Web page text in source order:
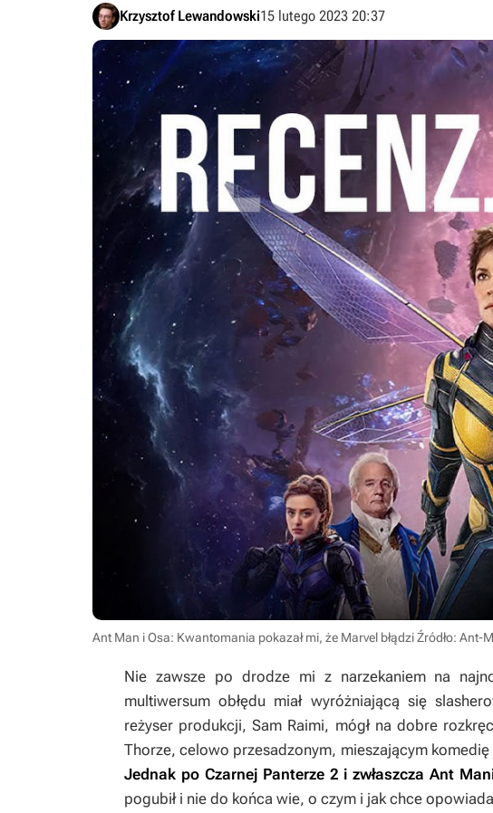
Krzysztof Lewandowski15 lutego 2023 20:37
Ant Man i Osa: Kwantomania pokazał mi, że Marvel błądziŹródło: Ant-
Nie zawsze po drodze mi z narzekaniem na
multiwersum obłędu miał wyróżniającą się
reżyser produkcji, Sam Raimi, mógł na dobre
Thorze, celowo przesadzonym, mieszającym
Jednak po Czarnej Panterze 2 i zwłaszczaAnt
pogubił i nie do końca wie, o czym i jak chce